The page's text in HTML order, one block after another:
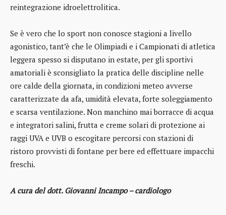
reintegrazione idroelettrolitica.
Se è vero che lo sport non conosce stagioni a livello
agonistico, tant’è che le Olimpiadi e i Campionati di atletica
leggera spesso si disputano in estate, per gli sportivi
amatoriali è sconsigliato la pratica delle discipline nelle
ore calde della giornata, in condizioni meteo avverse
caratterizzate da afa, umidità elevata, forte soleggiamento
e scarsa ventilazione. Non manchino mai borracce di acqua
e integratori salini, frutta e creme solari di protezione ai
raggi UVA e UVB o escogitare percorsi con stazioni di
ristoro provvisti di fontane per bere ed effettuare impacchi
freschi.
A cura del dott. Giovanni Incampo – cardiologo